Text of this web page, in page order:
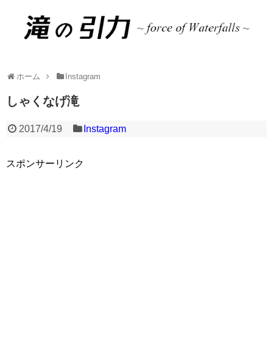
ホーム Instagram
しゃくなげ滝
2017/4/19 Instagram
スポンサーリンク